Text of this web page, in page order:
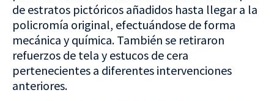
de estratos pictóricos añadidos hasta llegar a la
policromía original, efectuándose de forma
mecánica y química. También se retiraron
refuerzos de tela y estucos de cera
pertenecientes a diferentes intervenciones
anteriores.